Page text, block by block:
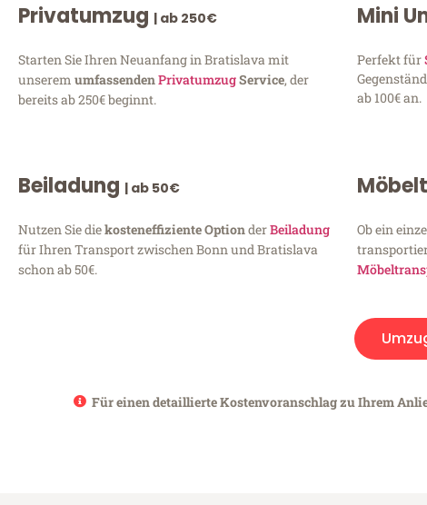
Privatumzug | ab 250€
Starten Sie Ihren Neuanfang in Bratislava mit
unserem umfassendenPrivatumzugService, der
bereits ab 250€ beginnt.
Mini
Perfekt für
ab 100€ an.
Beiladung | ab 50€
Nutzen Sie diekosteneffiziente OptionderBeiladung
für Ihren Transport zwischen Bonn und Bratislava
schon ab 50€.
Ob ein
Für einen detaillierte Kostenvoranschlag zu Ihrem